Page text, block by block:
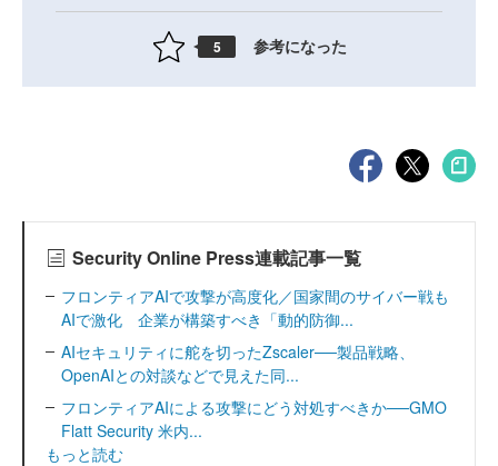
5 参考になった
Security Online Press連載記事一覧
フロンティアAIで攻撃が高度化／国家間のサイバー戦も
AIで激化 企業が構築すべき「動的防御...
AIセキュリティに舵を切ったZscaler──製品戦略、
OpenAIとの対談などで見えた同...
フロンティアAIによる攻撃にどう対処すべきか──GMO
Flatt Security 米内...
もっと読む